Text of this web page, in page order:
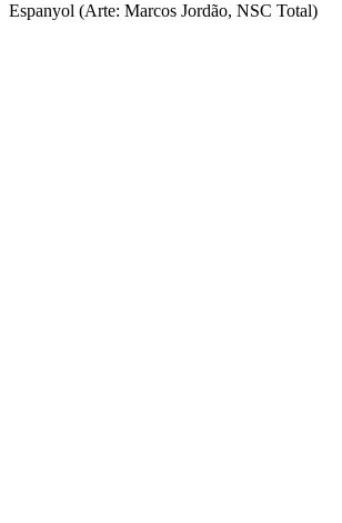
Espanyol (Arte: Marcos Jordão, NSC Total)